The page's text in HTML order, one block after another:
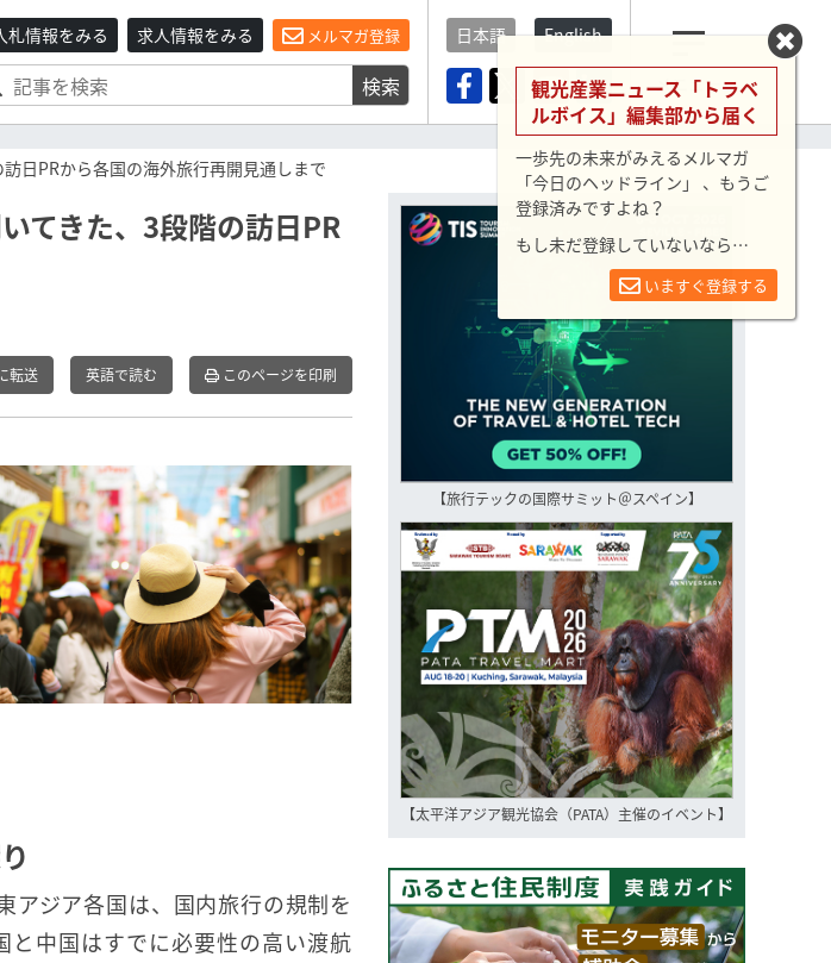
札情報をみる 求人情報をみる メルマガ登録
検索
日本語 English
メニュー
日PRから各国の海外旅行再開見通しまで
てきた、3段階の訪日PR
転送 英語で読む このページを印刷
アジア各国は、国内旅行の規制を
と中国はすでに必要性の高い渡航
【旅行テックの国際サミット＠スペイン】
【太平洋アジア観光協会（PATA）主催のイベント】
観光産業ニュース「トラベ
ルボイス」編集部から届く
一歩先の未来がみえるメルマガ
「今日のヘッドライン」 、もうご
登録済みですよね？
もし未だ登録していないなら…
いますぐ登録する